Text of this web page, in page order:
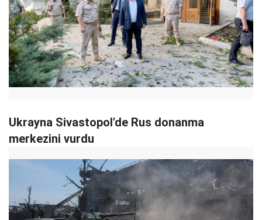
Ukrayna Sivastopol'de Rus donanma
merkezini vurdu